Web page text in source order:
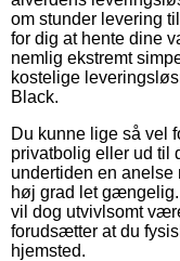
om stunder levering
for dig at hente dine
nemlig ekstremt
kostelige
Black.
Du kunne lige så vel
privatbolig eller ud til
undertiden en anelse
høj grad let
vil dog utvivlsomt
forudsætter at du
hjemsted.